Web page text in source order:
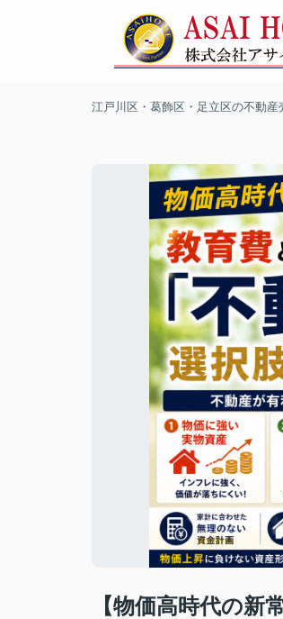
江戸川区・葛飾区・足立区の不動産
【物価高時代の